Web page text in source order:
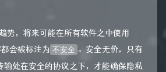
势，将来可能在所有软件之中使用
会被标注为 不安全 。安全无价，只有
输处在安全的协议之下，才能确保隐私